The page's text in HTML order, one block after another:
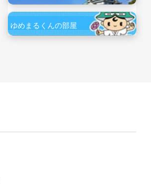
ゆめまるくんの部屋